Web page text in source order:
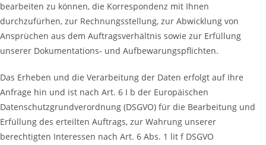
bearbeiten zu können, die Korrespondenz mit Ihnen
durchzufürhen, zur Rechnungsstellung, zur Abwicklung von
Ansprüchen aus dem Auftragsverhältnis sowie zur Erfüllung
unserer Dokumentations- und Aufbewarungspflichten.
Das Erheben und die Verarbeitung der Daten erfolgt auf Ihre
Anfrage hin und ist nach Art. 6 I b der Europäischen
Datenschutzgrundverordnung (DSGVO) für die Bearbeitung und
Erfüllung des erteilten Auftrags, zur Wahrung unserer
berechtigten Interessen nach Art. 6 Abs. 1 lit f DSGVO